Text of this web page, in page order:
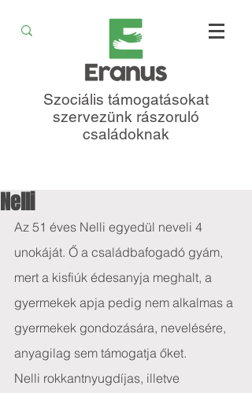
Szociális támogatásokat
szervezünk rászoruló
családoknak
Nelli
Az 51 éves Nelli egyedül neveli 4
unokáját. Ő a családbafogadó gyám,
mert a kisfiúk édesanyja meghalt, a
gyermekek apja pedig nem alkalmas a
gyermekek gondozására, nevelésére,
anyagilag sem támogatja őket.
Nelli rokkantnyugdíjas, illetve